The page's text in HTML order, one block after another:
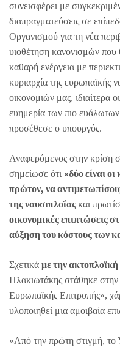
συνεισφέρει με
διαπραγματεύσεις σε
Οργανισμού για τη νέα
υιοθέτηση κανονισμών
καθαρή ενέργεια με
κυριαρχία της ευρωπαϊκής
οικονομιών μας, ιδιαίτερα
ευημερία των πιο
προσέθεσε ο υπουργός.
Αναφερόμενος στην κρίση
σημείωσε ότι «δύο είναι
πρώτον, να
της ναυσιπλοΐαςκαι
οικονομικές επιπτώσεις
αύξηση του κόστους των
Σχετικά με την
Πλακιωτάκης στάθηκε
Ευρωπαϊκής Επιτροπής»,
υλοποιηθεί μια αμοιβαία
«Από την πρώτη στιγμή, το